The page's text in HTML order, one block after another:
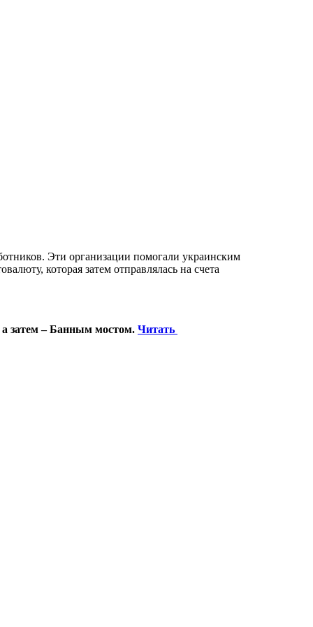
Эти организации помогали украинским
которая затем отправлялась на счета
затем – Банным мостом. Читать